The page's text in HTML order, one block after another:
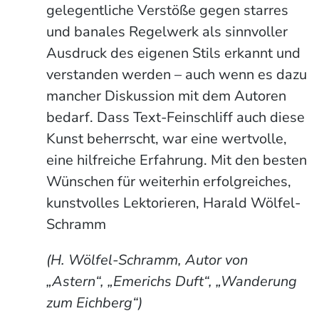
gelegentliche Verstöße gegen starres
und banales Regelwerk als sinnvoller
Ausdruck des eigenen Stils erkannt und
verstanden werden – auch wenn es dazu
mancher Diskussion mit dem Autoren
bedarf. Dass Text-Feinschliff auch diese
Kunst beherrscht, war eine wertvolle,
eine hilfreiche Erfahrung. Mit den besten
Wünschen für weiterhin erfolgreiches,
kunstvolles Lektorieren, Harald Wölfel-
Schramm
(H. Wölfel-Schramm, Autor von
„Astern“, „Emerichs Duft“, „Wanderung
zum Eichberg“)